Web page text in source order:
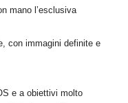
mano l’esclusiva
con immagini definite e
e a obiettivi molto